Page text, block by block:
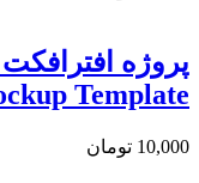
Template
10,000 تومان